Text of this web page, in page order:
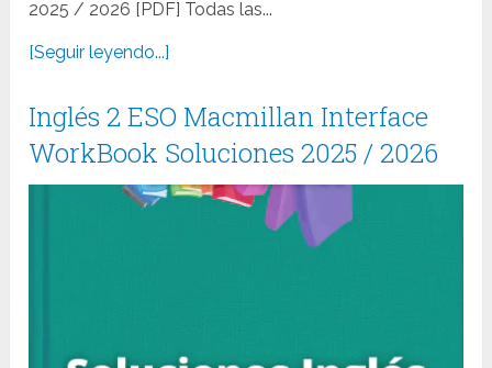
2025 / 2026 [PDF] Todas las...
[Seguir leyendo...]
Inglés 2 ESO Macmillan Interface
WorkBook Soluciones 2025 / 2026